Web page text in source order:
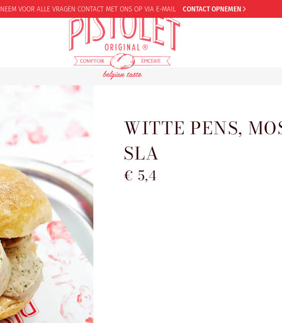
NEEM VOOR ALLE VRAGEN CONTACT MET ONS OP VIA E-MAIL CONTACT OPNEMEN
WITTE PENS,
SLA
€ 5,4